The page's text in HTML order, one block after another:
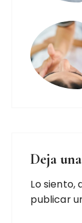
Deja
Lo siento,
publicar